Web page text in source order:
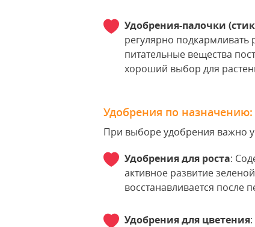
Удобрения-палочки
регулярно подкармливать
питательные вещества
хороший выбор для
Удобрения по назначению:
При выборе удобрения важно
Удобрения для роста:
активное развитие
восстанавливается после
Удобрения для цветения